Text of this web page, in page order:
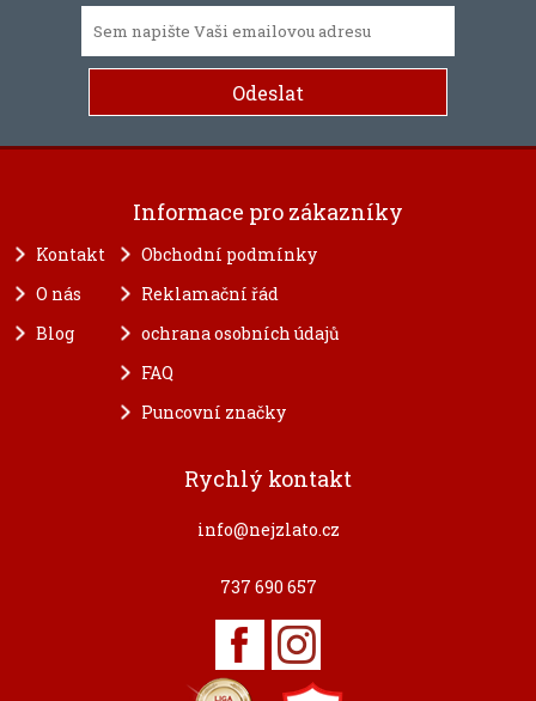
Informace pro zákazníky
Kontakt
O nás
Blog
Obchodní podmínky
Reklamační řád
ochrana osobních údajů
FAQ
Puncovní značky
Rychlý kontakt
info@nejzlato.cz
737 690 657